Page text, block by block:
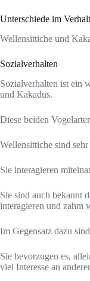
Unterschiede im
Wellensittiche und
Sozialverhalten
Sozialverhalten ist ein
und Kakadus.
Diese beiden
Wellensittiche sind
Sie interagieren
Sie sind auch bekannt
interagieren und zahm
Im Gegensatz dazu
Sie bevorzugen es,
viel Interesse an